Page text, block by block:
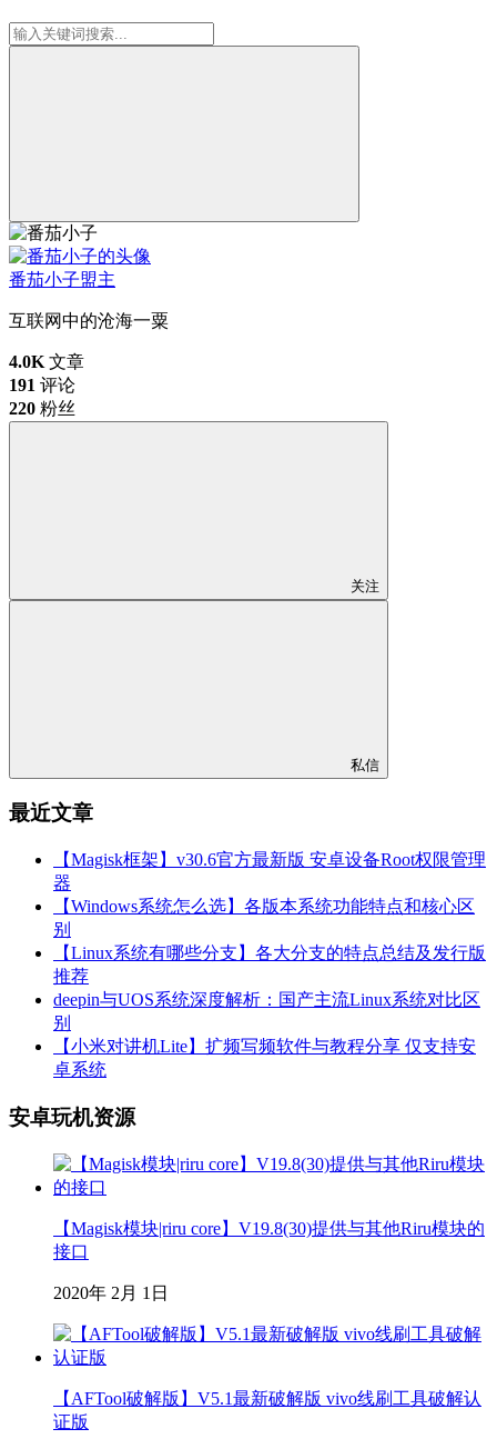
番茄小子盟主
互联网中的沧海一粟
4.0K 文章
191 评论
220 粉丝
关注
私信
最近文章
【Magisk框架】v30.6官方最新版 安卓设备Root权限管理
器
【Windows系统怎么选】各版本系统功能特点和核心区
别
【Linux系统有哪些分支】各大分支的特点总结及发行版
推荐
deepin与UOS系统深度解析：国产主流Linux系统对比区
别
【小米对讲机Lite】扩频写频软件与教程分享 仅支持安
卓系统
安卓玩机资源
【Magisk模块|riru core】V19.8(30)提供与其他Riru模块的
接口
2020年 2月 1日
【AFTool破解版】V5.1最新破解版 vivo线刷工具破解认
证版